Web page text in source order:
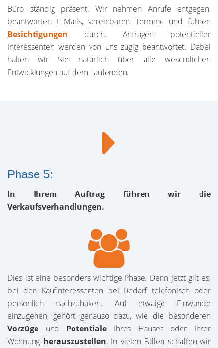
Büro ständig präsent. Wir nehmen Anrufe entgegen,
beantworten E-Mails, vereinbaren Termine und führen
Besichtigungen
durch. Anfragen potentieller
Interessenten werden von uns zügig beantwortet. Dabei
halten wir Sie natürlich über alle wesentlichen
Entwicklungen auf dem Laufenden.
Phase 5:
In Ihrem Auftrag führen wir die
Verkaufsverhandlungen.
Dies ist eine besonders wichtige Phase. Denn jetzt gilt es,
bei den Kaufinteressenten bei Bedarf telefonisch oder
persönlich nachzuhaken. Auf etwaige Einwände
einzugehen, gehört genauso dazu, wie die besonderen
Vorzüge und Potentiale Ihres Hauses oder Ihrer
Wohnung herauszustellen. In vielen Fällen schaffen wir